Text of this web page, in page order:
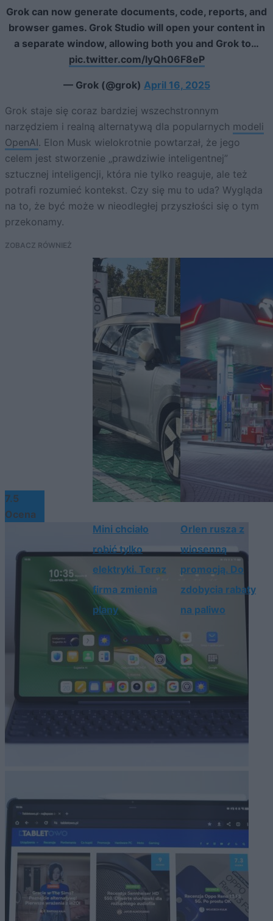
Grok can now generate documents, code, reports, and
browser games. Grok Studio will open your content in
a separate window, allowing both you and Grok to…
pic.twitter.com/lyQh06F8eP
— Grok (@grok) April 16, 2025
Grok staje się coraz bardziej wszechstronnym
narzędziem i realną alternatywą dla popularnych modeli
OpenAI. Elon Musk wielokrotnie powtarzał, że jego
celem jest stworzenie „prawdziwie inteligentnej”
sztucznej inteligencji, która nie tylko reaguje, ale też
potrafi rozumieć kontekst. Czy się mu to uda? Wygląda
na to, że być może w nieodległej przyszłości się o tym
przekonamy.
ZOBACZ RÓWNIEŻ
7.5
Ocena
Mini chciało
robić tylko
elektryki. Teraz
firma zmienia
plany
Orlen rusza z
wiosenną
promocją. Do
zdobycia rabaty
na paliwo